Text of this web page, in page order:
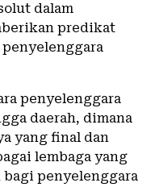
dalam
predikat
penyelenggara
daerah, dimana
yang final dan
lembaga yang
penyelenggara